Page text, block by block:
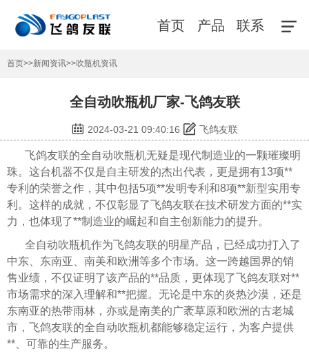
首页 产品 联系
首页>>新闻资讯>>吹瓶机资讯
全自动吹瓶机厂家-飞鸽友联
2024-03-21 09:40:16 飞鸽友联
飞鸽友联的全自动吹瓶机无疑是现代制造业的一颗璀璨明
珠。这台机器不仅是自主研发的杰出代表，更是拥有13项**
专利的荣誉之作，其中包括5项**发明专利和8项**新型实用专
利。这样的成就，不仅彰显了飞鸽友联在技术研发方面的**实
力，也体现了**制造业的崛起和自主创新能力的提升。
全自动吹瓶机作为飞鸽友联的明星产品，已经成功打入了
中东、东南亚、南美和欧洲等多个市场。这一跨越国界的销
售业绩，不仅证明了该产品的**品质，更体现了飞鸽友联对**
市场需求的深入理解和**把握。无论是中东的炎热沙漠，还是
东南亚的热带雨林，亦或是南美的广袤草原和欧洲的古老城
市，飞鸽友联的全自动吹瓶机都能够稳定运行，为客户提供
**、可靠的生产服务。